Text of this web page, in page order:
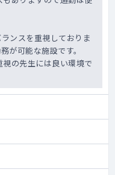
ンスを重視しておりま
が可能な施設です。
の先生には良い環境で